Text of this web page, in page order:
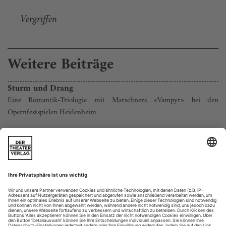
Vergriffen
Weitere Beiträge
Sturm und Drang
Eine Romantik-Triologie mit Marschners «Vampyr» bei den
Opernfestspielen Heidenheim
Mit dem Logo «OH!» – rote Großbuchstaben im roten Kreis
– versucht die schwäbische Kreisstadt Heidenheim (50 000
Einwohner) Musikfreunde aus allen Regionen zu ihren
Opernfestspielen zu locken, die seit den frühen siebziger
Jahren im offenen Rittersaal auf Schloss Hellenstein
stattfinden. Ein respektvolles «Oha!» kann sich auch der aus
der Hauptstadt angereiste...